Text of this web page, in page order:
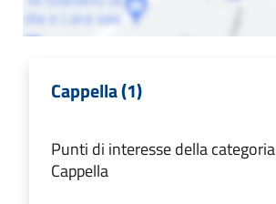
Cappella (1)
Punti di interesse della categoria
Cappella